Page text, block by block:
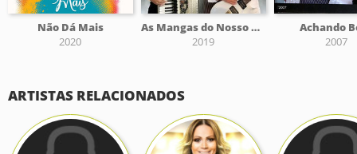
Não Dá Mais
2020
As Mangas do Nosso Amor
2019
Achando
2007
ARTISTAS RELACIONADOS